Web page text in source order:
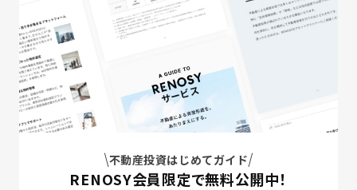
不動産投資はじめてガイド
RENOSY会員限定で無料公開中！